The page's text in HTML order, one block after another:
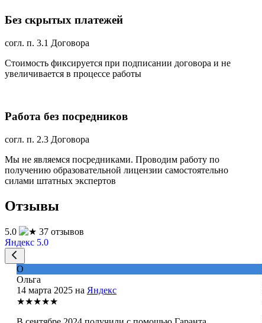
Без скрытых платежей
согл. п. 3.1 Договора
Стоимость фиксируется при подписании договора и не
увеличивается в процессе работы
Работа без посредников
согл. п. 2.3 Договора
Мы не являемся посредниками. Проводим работу по
получению образовательной лицензии самостоятельно
силами штатных экспертов
Отзывы
5.0
37 отзывов
Яндекс 5.0
О
Ольга
14 марта 2025 на Яндекс
★★★★★